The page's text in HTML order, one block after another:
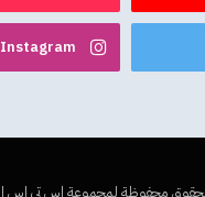
Instagram